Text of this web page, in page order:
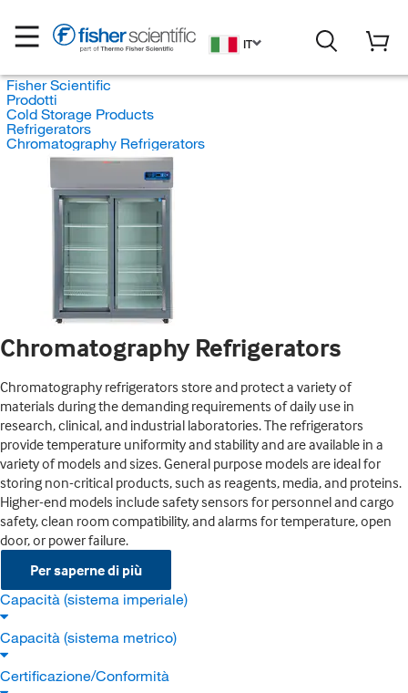
IT
Fisher Scientific
Prodotti
Cold Storage Products
Refrigerators
Chromatography Refrigerators
Chromatography Refrigerators
Chromatography refrigerators store and protect a variety of
materials during the demanding requirements of daily use in
research, clinical, and industrial laboratories. The refrigerators
provide temperature uniformity and stability and are available in a
variety of models and sizes. General purpose models are ideal for
storing non-critical products, such as reagents, media, and proteins.
Higher-end models include safety sensors for personnel and cargo
safety, clean room compatibility, and alarms for temperature, open
door, or power failure.
Per saperne di più
Capacità (sistema imperiale)
Capacità (sistema metrico)
Certificazione/Conformità